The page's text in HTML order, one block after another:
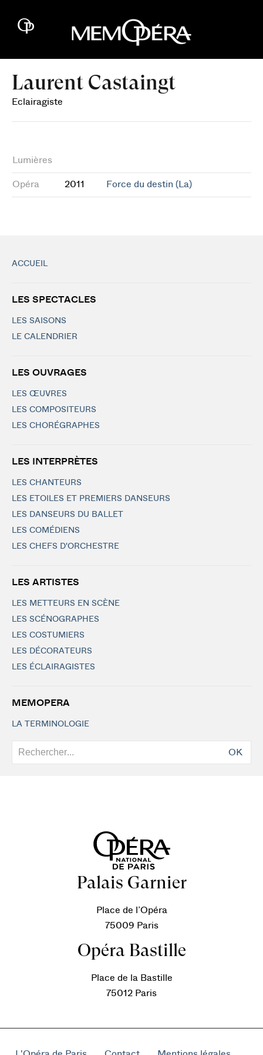
Laurent Castaingt
Eclairagiste
Lumières
Opéra 2011 Force du destin (La)
ACCUEIL
LES SPECTACLES
LES SAISONS
LE CALENDRIER
LES OUVRAGES
LES ŒUVRES
LES COMPOSITEURS
LES CHORÉGRAPHES
LES INTERPRÈTES
LES CHANTEURS
LES ETOILES ET PREMIERS DANSEURS
LES DANSEURS DU BALLET
LES COMÉDIENS
LES CHEFS D'ORCHESTRE
LES ARTISTES
LES METTEURS EN SCÈNE
LES SCÉNOGRAPHES
LES COSTUMIERS
LES DÉCORATEURS
LES ÉCLAIRAGISTES
MEMOPERA
LA TERMINOLOGIE
OK
Palais Garnier
Place de l’Opéra
75009 Paris
Opéra Bastille
Place de la Bastille
75012 Paris